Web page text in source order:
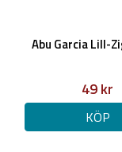
Abu Garcia Lill-
49 kr
KÖP